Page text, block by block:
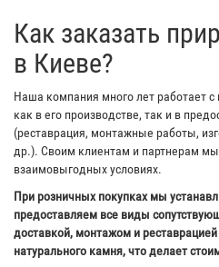
Как заказать
в Киеве?
Наша компания много лет работает
как в его производстве, так и в
(реставрация, монтажные работы,
др.). Своим клиентам и партнерам
взаимовыгодных условиях.
При розничных покупках мы
предоставляем все виды
доставкой, монтажом и
натурального камня, что делает